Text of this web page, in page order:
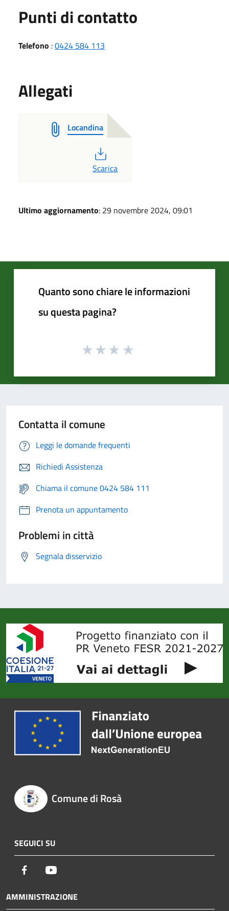
Punti di contatto
Telefono :0424 584 113
Allegati
Locandina
PDF
Scarica
Ultimo aggiornamento: 29 novembre 2024, 09:01
Quanto sono chiare le informazioni
su questa pagina?
Contatta il comune
Leggi le domande frequenti
Richiedi Assistenza
Chiama il comune 0424 584 111
Prenota un appuntamento
Problemi in città
Segnala disservizio
Comune di Rosà
SEGUICI SU
Facebook
AMMINISTRAZIONE